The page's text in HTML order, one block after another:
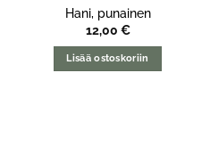
Hani, punainen
12,00 €
Lisää ostoskoriin